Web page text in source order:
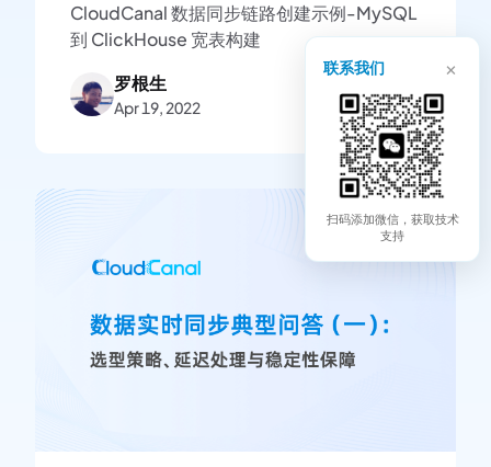
CloudCanal 数据同步链路创建示例-MySQL
到 ClickHouse 宽表构建
罗根生
Apr 19, 2022
联系我们 ×
扫码添加微信，获取技术
支持